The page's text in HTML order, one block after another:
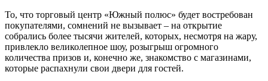
То, что торговый центр «Южный полюс» будет востребован
покупателями, сомнений не вызывает – на открытие
собрались более тысячи жителей, которых, несмотря на жару,
привлекло великолепное шоу, розыгрыш огромного
количества призов и, конечно же, знакомство с магазинами,
которые распахнули свои двери для гостей.